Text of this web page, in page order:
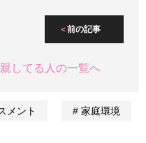
前の記事
してる人の一覧へ
メント 家庭環境